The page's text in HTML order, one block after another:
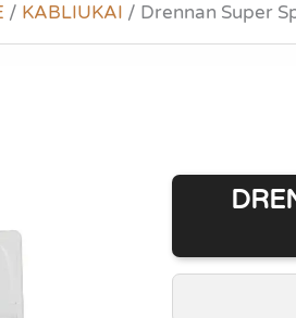
/ KABLIUKAI / Drennan Super